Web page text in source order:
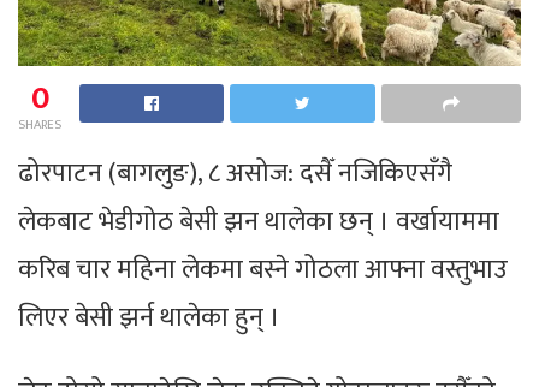
0
SHARES
ढोरपाटन (बागलुङ), ८ असोज: दसैँ नजिकिएसँगै
लेकबाट भेडीगोठ बेसी झन थालेका छन् । वर्खायाममा
करिब चार महिना लेकमा बस्ने गोठला आफ्ना वस्तुभाउ
लिएर बेसी झर्न थालेका हुन् ।